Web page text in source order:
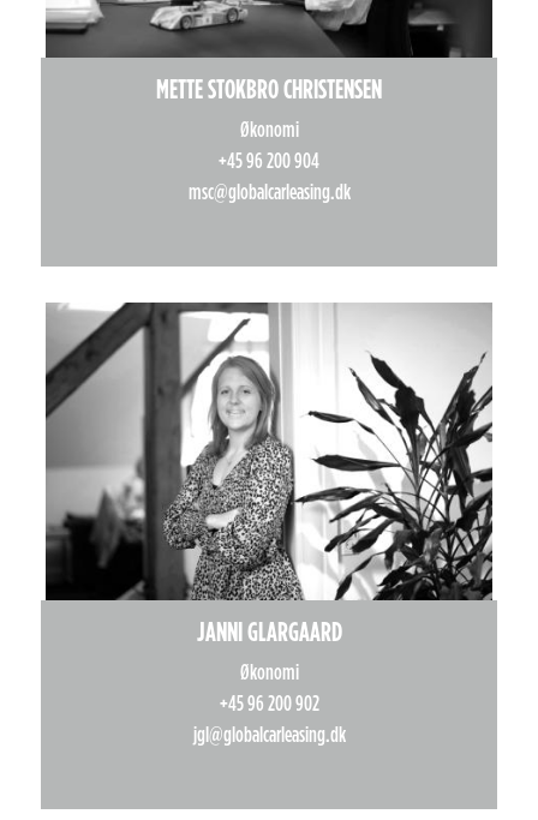
METTE STOKBRO CHRISTENSEN
Økonomi
+45 96 200 904
msc@globalcarleasing.dk
JANNI GLARGAARD
Økonomi
+45 96 200 902
jgl@globalcarleasing.dk